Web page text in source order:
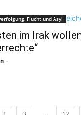
Flucht und Asyl
im Irak
-
...